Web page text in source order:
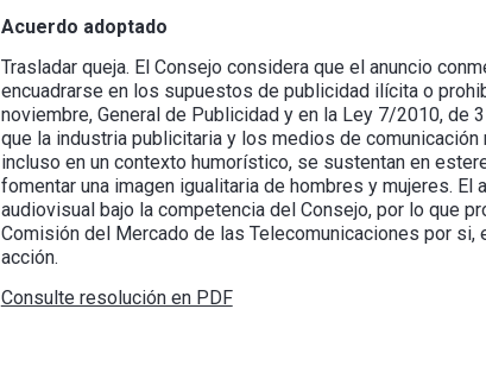
Acuerdo adoptado
Trasladar queja. El Consejo considera que el anuncio
encuadrarse en los supuestos de publicidad ilícita o
noviembre, General de Publicidad y en la Ley 7/2010, de
que la industria publicitaria y los medios de
incluso en un contexto humorístico, se sustentan en
fomentar una imagen igualitaria de hombres y mujeres.
audiovisual bajo la competencia del Consejo, por lo que
Comisión del Mercado de las Telecomunicaciones por
acción.
Consulte resolución en PDF